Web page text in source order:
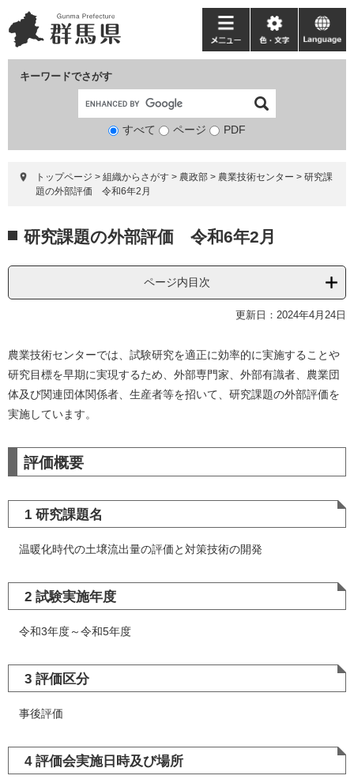
ー
ジ
ニ
ュ
て
キーワードでさがす
検
象
すべて ページ PDF
メ
ニ
ー
色・
文
language
トップページ > 組織からさがす > 農政部 > 農業技術センター > 研究課
題の外部評価 令和6年2月
文 研究課題の外部評価 令和6年2月
ページ内目次
更新日：2024年4月24日
​農業技術センターでは、試験研究を適正に効率的に実施することや
研究目標を早期に実現するため、外部専門家、外部有識者、農業団
体及び関連団体関係者、生産者等を招いて、研究課題の外部評価を
実施しています。
評価概要
1 研究課題名
温暖化時代の土壌流出量の評価と対策技術の開発
2 試験実施年度
令和3年度～令和5年度
3 評価区分
事後評価
4 評価会実施日時及び場所